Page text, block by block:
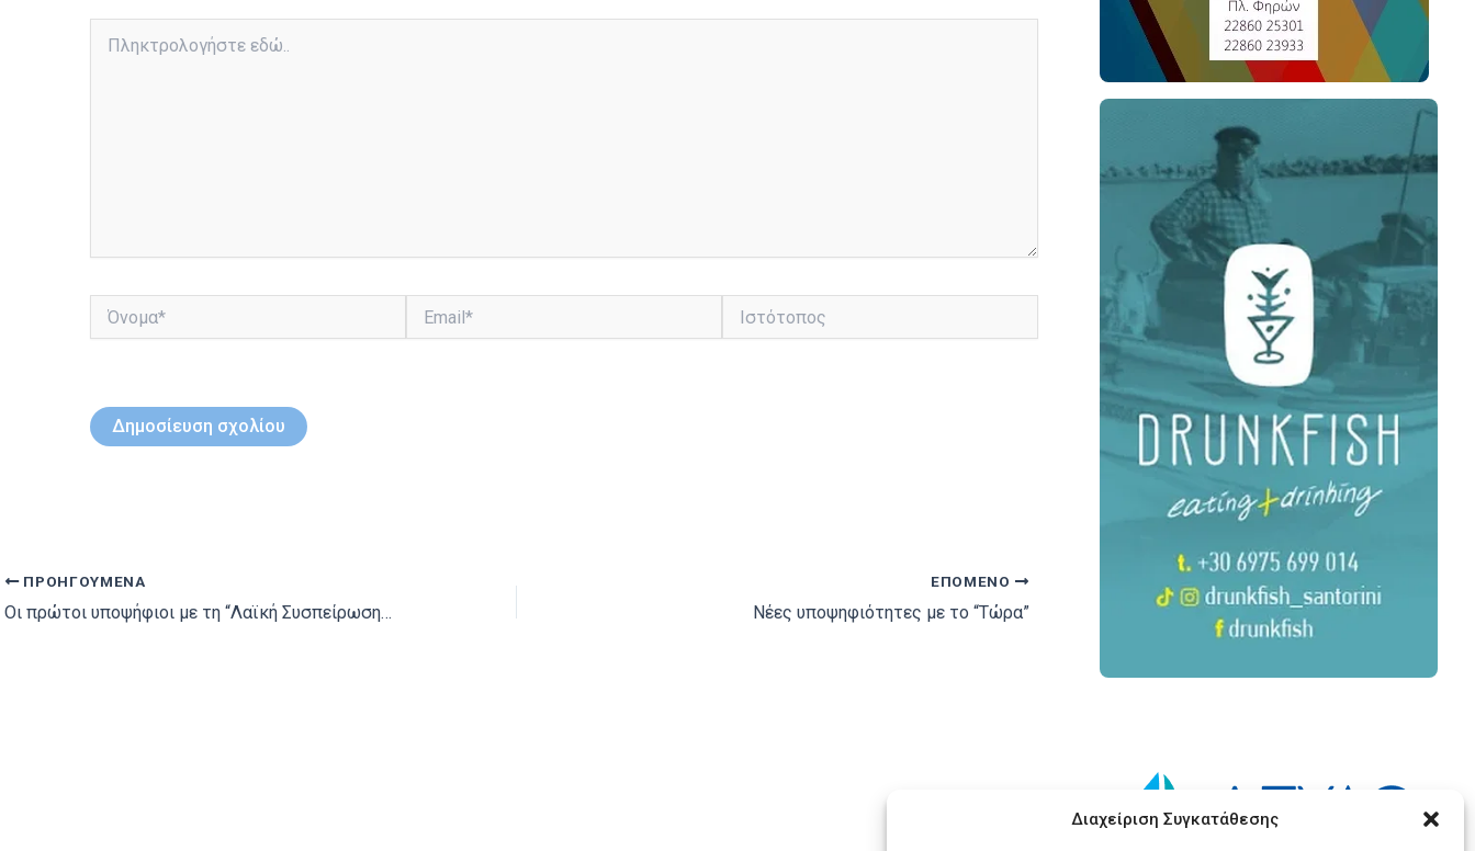
Διαχείριση Συγκατάθεσης
εδώ..
Όνομα* Ιστότοπος
ΠΡΟΗΓΟΎΜΕΝΑ
Οι πρώτοι υποψήφιοι με τη “Λαϊκή Συσπείρωση Θήρας”
ΕΠΌΜΕΝΟ
Νέες υποψηφιότητες με το “Τώρα”